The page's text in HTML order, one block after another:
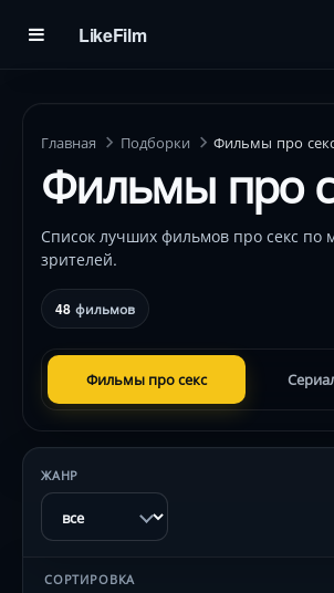
LikeFilm
Главная Подборки Фильмы про
Фильмы про
Список лучших фильмов про секс по
зрителей.
48 фильмов
Фильмы про секс
ЖАНР
СОРТИРОВКА